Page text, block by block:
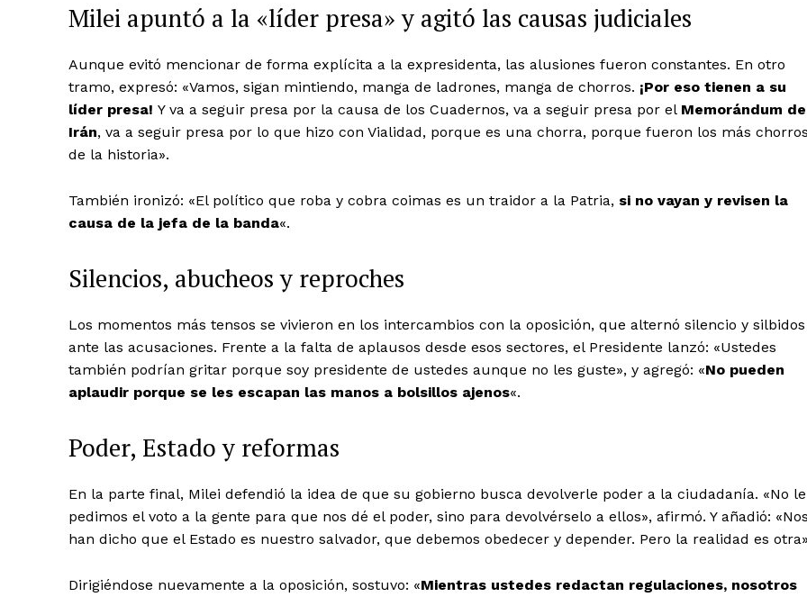
Milei apuntó a la «líder presa» y agitó las causas judiciales
Aunque evitó mencionar de forma explícita a la expresidenta, las alusiones fueron constantes. En otro
tramo, expresó: «Vamos, sigan mintiendo, manga de ladrones, manga de chorros. ¡Por eso tienen a su
líder presa! Y va a seguir presa por la causa de los Cuadernos, va a seguir presa por el Memorándum de
Irán, va a seguir presa por lo que hizo con Vialidad, porque es una chorra, porque fueron los más chorros
de la historia».
También ironizó: «El político que roba y cobra coimas es un traidor a la Patria, si no vayan y revisen la
causa de la jefa de la banda«.
Silencios, abucheos y reproches
Los momentos más tensos se vivieron en los intercambios con la oposición, que alternó silencio y silbidos
ante las acusaciones. Frente a la falta de aplausos desde esos sectores, el Presidente lanzó: «Ustedes
también podrían gritar porque soy presidente de ustedes aunque no les guste», y agregó: «No pueden
aplaudir porque se les escapan las manos a bolsillos ajenos«.
Poder, Estado y reformas
En la parte final, Milei defendió la idea de que su gobierno busca devolverle poder a la ciudadanía. «No le
pedimos el voto a la gente para que nos dé el poder, sino para devolvérselo a ellos», afirmó. Y añadió: «Nos
han dicho que el Estado es nuestro salvador, que debemos obedecer y depender. Pero la realidad es
Dirigiéndose nuevamente a la oposición, sostuvo: «Mientras ustedes redactan regulaciones, nosotros